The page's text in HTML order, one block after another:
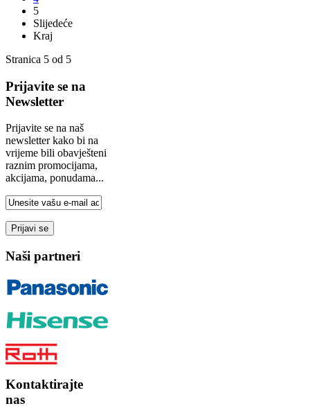
5
Slijedeće
Kraj
Stranica 5 od 5
Prijavite se na
Newsletter
Prijavite se na naš
newsletter kako bi na
vrijeme bili obavješteni
raznim promocijama,
akcijama, ponudama...
Naši partneri
Kontaktirajte
nas